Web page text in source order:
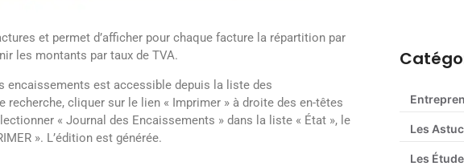
et permet d’afficher pour chaque facture la répartition par
les montants par taux de TVA.
encaissements est accessible depuis la liste des
cliquer sur le lien « Imprimer » à droite des en-têtes
« Journal des Encaissements » dans la liste « État », le
». L’édition est générée.
Les
Les